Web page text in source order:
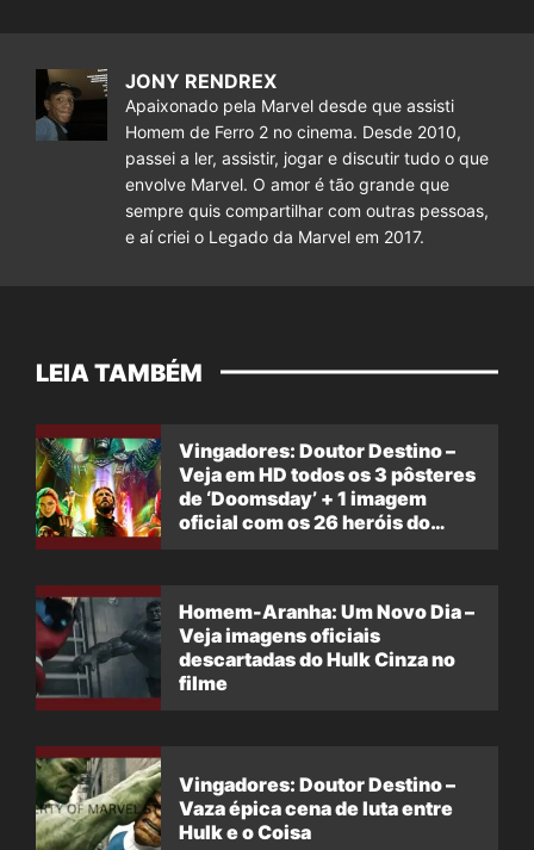
JONY RENDREX
Apaixonado pela Marvel desde que assisti
Homem de Ferro 2 no cinema. Desde 2010,
passei a ler, assistir, jogar e discutir tudo o que
envolve Marvel. O amor é tão grande que
sempre quis compartilhar com outras pessoas,
e aí criei o Legado da Marvel em 2017.
LEIA TAMBÉM
Vingadores: Doutor Destino –
Veja em HD todos os 3 pôsteres
de ‘Doomsday’ + 1 imagem
oficial com os 26 heróis do
Homem-Aranha: Um Novo Dia –
Veja imagens oficiais
descartadas do Hulk Cinza no
filme
Vingadores: Doutor Destino –
Vaza épica cena de luta entre
Hulk e o Coisa